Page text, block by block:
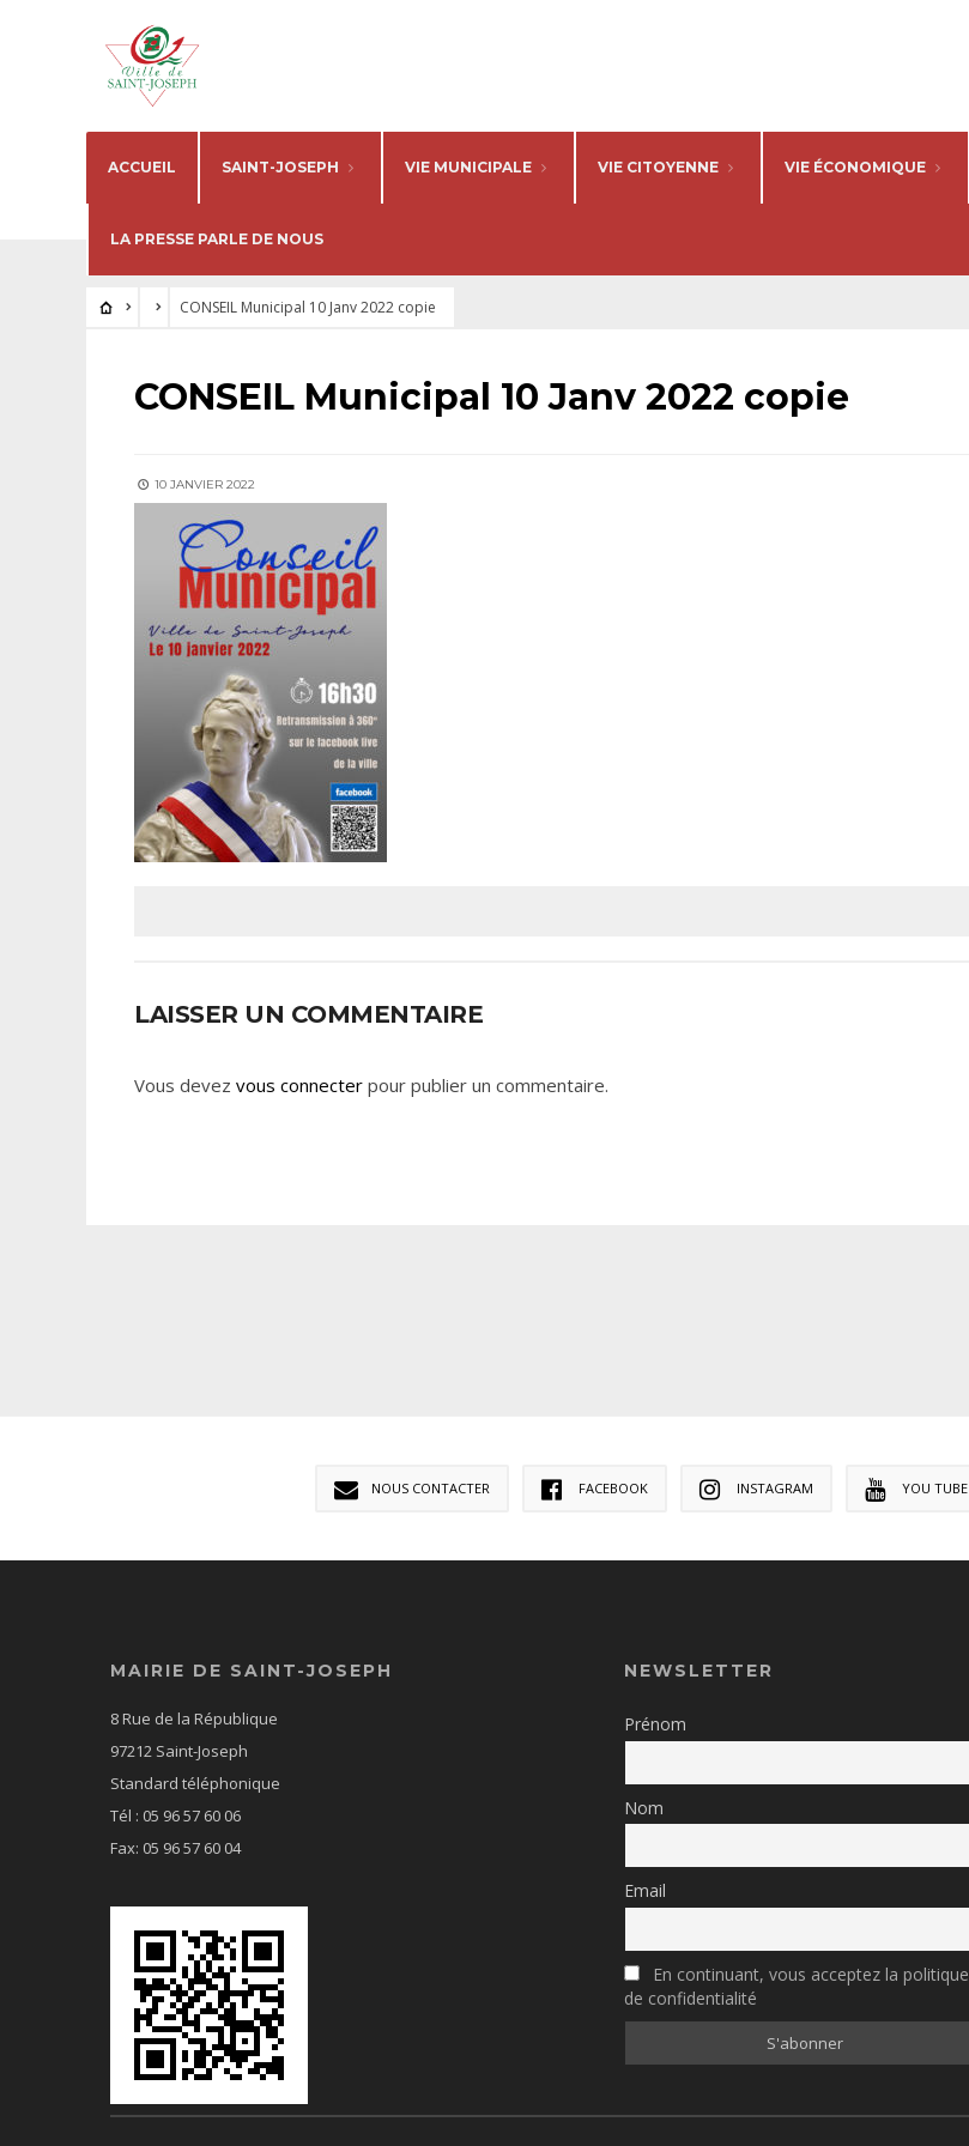
ACCUEIL SAINT-JOSEPH VIE MUNICIPALE VIE CITOYENNE VIE ÉCONOMIQUE
LA PRESSE PARLE DE NOUS
CONSEIL Municipal 10 Janv 2022 copie
CONSEIL Municipal 10 Janv 2022 copie
10 JANVIER 2022
LAISSER UN COMMENTAIRE
Vous devez vous connecter pour publier un commentaire.
NOUS CONTACTER FACEBOOK INSTAGRAM YOU TUBE
MAIRIE DE SAINT-JOSEPH
8 Rue de la République
97212 Saint-Joseph
Standard téléphonique
Tél : 05 96 57 60 06
Fax: 05 96 57 60 04
NEWSLETTER
Prénom
Nom
Email
En continuant, vous acceptez la politique
de confidentialité